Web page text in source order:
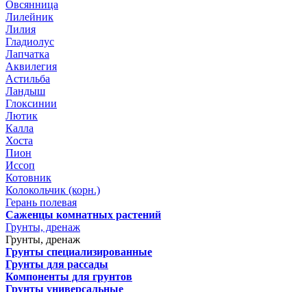
Овсянница
Лилейник
Лилия
Гладиолус
Лапчатка
Аквилегия
Астильба
Ландыш
Глоксинии
Лютик
Калла
Хоста
Пион
Иссоп
Котовник
Колокольчик (корн.)
Герань полевая
Саженцы комнатных растений
Грунты, дренаж
Грунты, дренаж
Грунты специализированные
Грунты для рассады
Компоненты для грунтов
Грунты универсальные